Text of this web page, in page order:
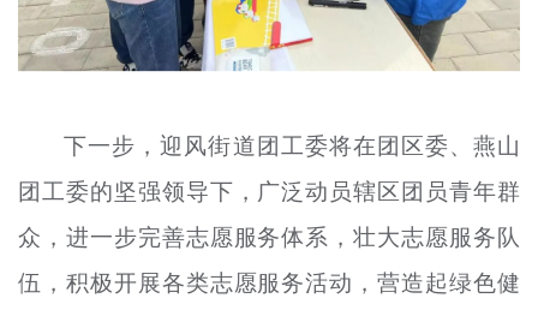
下一步，迎风街道团工委将在团区委、燕山
团工委的坚强领导下，广泛动员辖区团员青年群
众，进一步完善志愿服务体系，壮大志愿服务队
伍，积极开展各类志愿服务活动，营造起绿色健